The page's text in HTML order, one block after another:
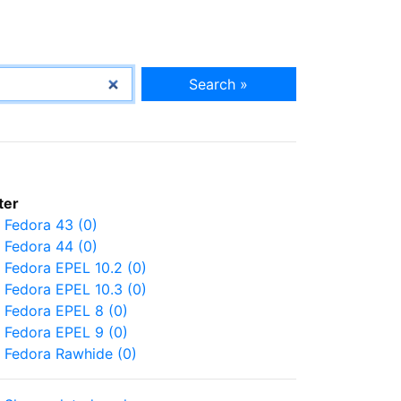
Search »
Fedora 43 (0)
Fedora 44 (0)
Fedora EPEL 10.2 (0)
Fedora EPEL 10.3 (0)
Fedora EPEL 8 (0)
Fedora EPEL 9 (0)
Fedora Rawhide (0)